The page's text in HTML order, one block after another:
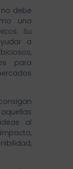
debe
una
Su
a
para
al